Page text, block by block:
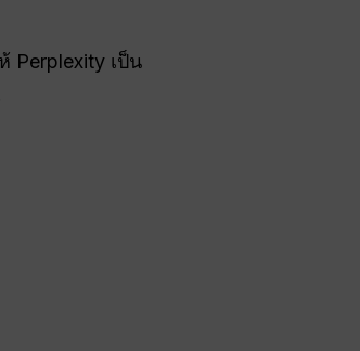
Perplexity เป็น